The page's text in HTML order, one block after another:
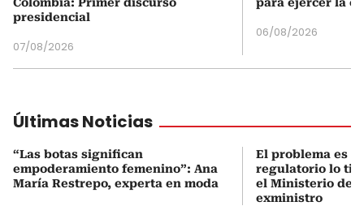
Colombia: Primer discurso
presidencial
07/08/2026
para ejercer la
06/08/2026
Últimas Noticias
“Las botas significan
empoderamiento femenino”: Ana
María Restrepo, experta en moda
El problema es
regulatorio lo
el Ministerio de
exministro